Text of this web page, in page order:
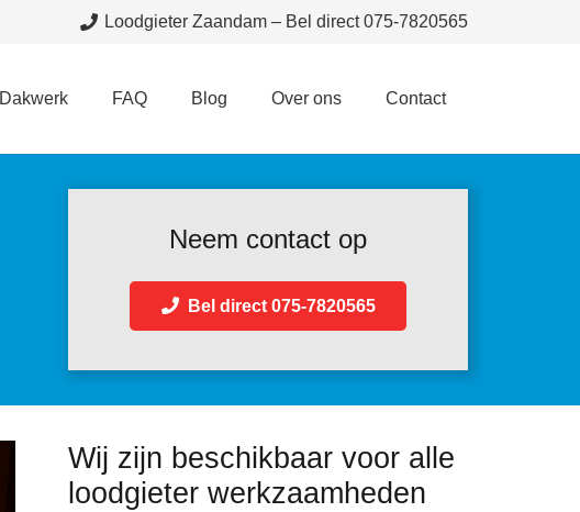
Loodgieter Zaandam – Bel direct 075-7820565
Dakwerk FAQ Blog Over ons Contact
Neem contact op
Bel direct 075-7820565
Wij zijn beschikbaar voor alle
loodgieter werkzaamheden